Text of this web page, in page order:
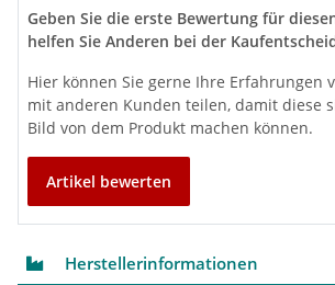
Geben Sie die erste Bewertung für
helfen Sie Anderen bei der
Hier können Sie gerne Ihre Erfahrungen
mit anderen Kunden teilen, damit diese
Bild von dem Produkt machen können.
Artikel bewerten
Herstellerinformationen